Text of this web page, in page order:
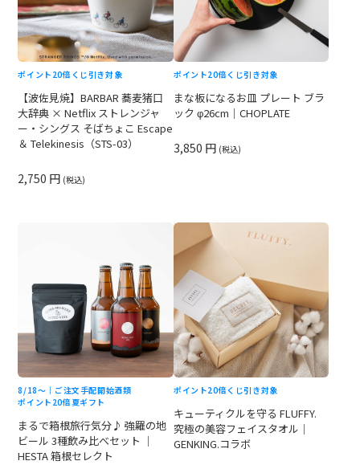
ポイント20倍 くじ引き対象
【波佐見焼】BARBAR 蕎麦猪口
大辞典 × Netflix ストレンジャ
ー・シングス そばちょこ Escape
＆ Telekinesis（STS-03）
2,750 円 (税込)
ポイント20倍 くじ引き対象
まな板になるお皿 プレート ブラ
ック φ26cm｜CHOPLATE
3,850 円 (税込)
8/18〜｜ご注文手配開始酒類
ポイント20倍 夏ギフト
まるで箱根旅行気分♪ 強羅の地
ビール 3種飲み比べセット ｜
HESTA 箱根セレクト
ポイント20倍 くじ引き対象
キューティクルを守る FLUFFY.
究極の美容フェイスタオル｜
GENKING.コラボ